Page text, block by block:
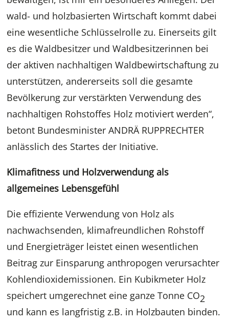
wald- und holzbasierten Wirtschaft kommt dabei
eine wesentliche Schlüsselrolle zu. Einerseits gilt
es die Waldbesitzer und Waldbesitzerinnen bei
der aktiven nachhaltigen Waldbewirtschaftung zu
unterstützen, andererseits soll die gesamte
Bevölkerung zur verstärkten Verwendung des
nachhaltigen Rohstoffes Holz motiviert werden“,
betont Bundesminister ANDRÄ RUPPRECHTER
anlässlich des Startes der Initiative.
Klimafitness und Holzverwendung als
allgemeines Lebensgefühl
Die effiziente Verwendung von Holz als
nachwachsenden, klimafreundlichen Rohstoff
und Energieträger leistet einen wesentlichen
Beitrag zur Einsparung anthropogen verursachter
Kohlendioxidemissionen. Ein Kubikmeter Holz
speichert umgerechnet eine ganze Tonne CO2
und kann es langfristig z.B. in Holzbauten binden.